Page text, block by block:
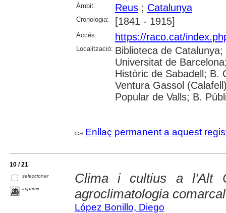
Àmbit: Reus; Catalunya
Cronologia: [1841 - 1915]
Accés: https://raco.cat/
Localització: Biblioteca de
Universitat de
Històric de Sabadell; B.
Ventura Gassol
Popular de Valls; B.
Enllaç permanent a aquest
10 / 21
seleccionar
imprimir
Clima i cultius a l'Alt
agroclimatologia comarcal
López Bonillo, Diego